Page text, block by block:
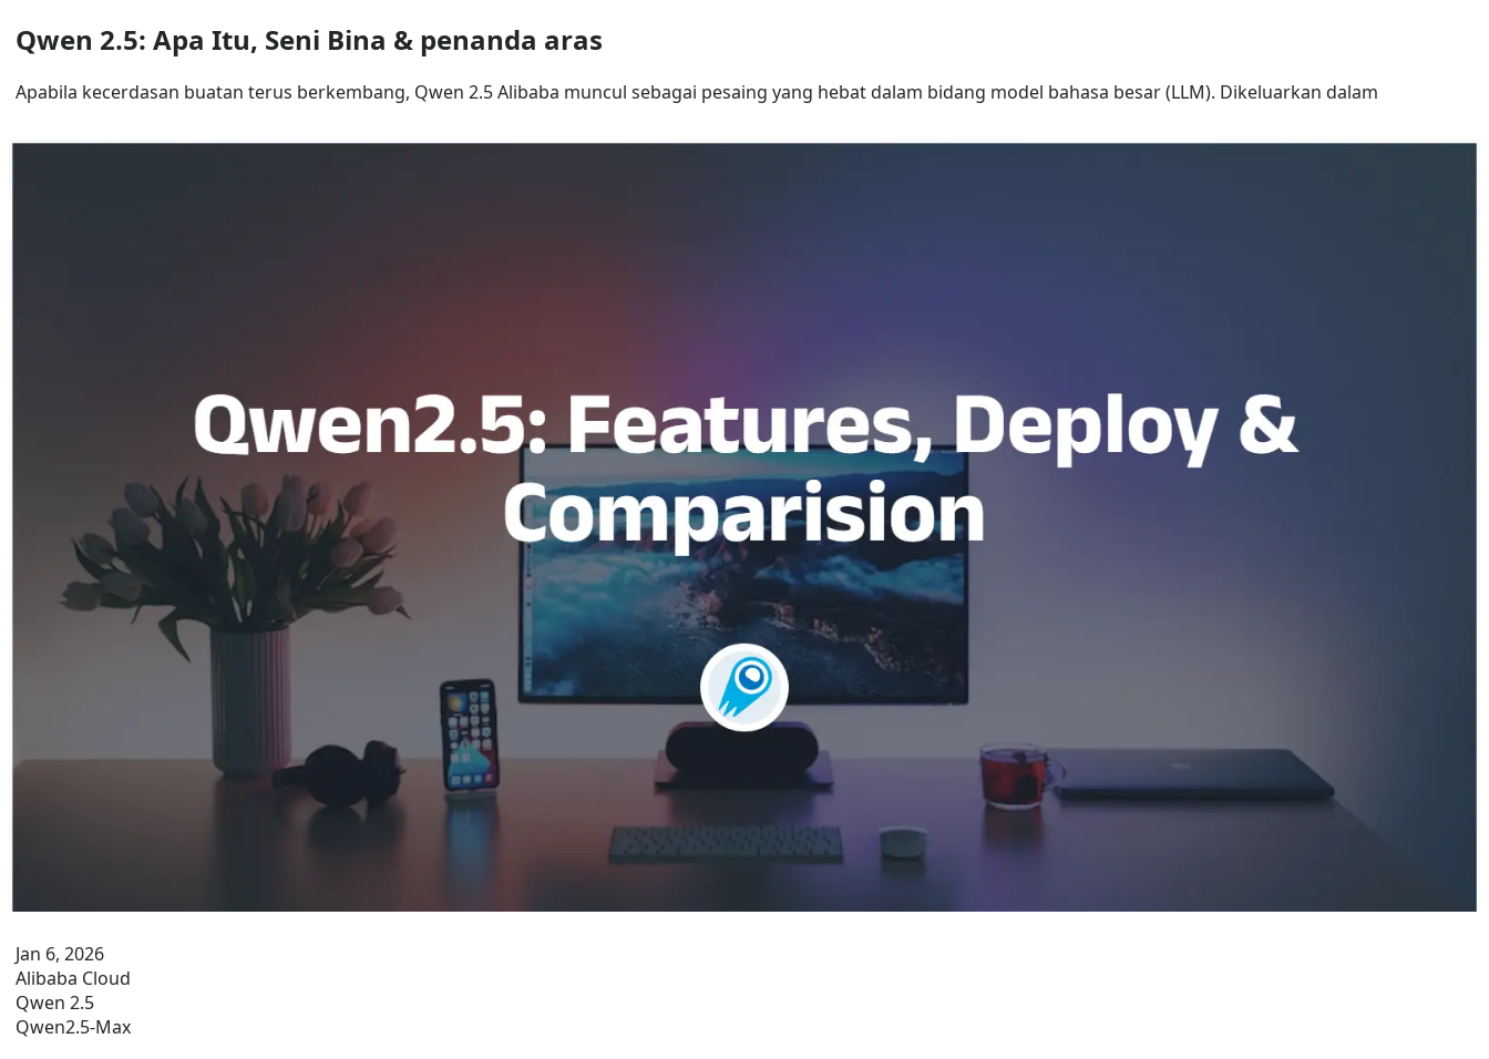
Qwen 2.5: Apa Itu, Seni Bina & penanda aras
Apabila kecerdasan buatan terus berkembang, Qwen 2.5 Alibaba muncul sebagai pesaing yang hebat dalam bidang model bahasa besar (LLM). Dikeluarkan dalam
Jan 6, 2026
Alibaba Cloud
Qwen 2.5
Qwen2.5-Max